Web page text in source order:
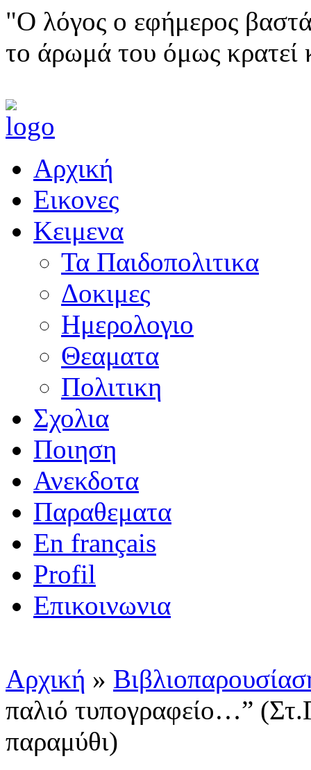
"Ο λόγος ο εφήμερος
το άρωμά του όμως κρατεί
Αρχική
Εικονες
Κειμενα
Τα Παιδοπολιτικα
Δοκιμες
Ημερολογιο
Θεαματα
Πολιτικη
Σχολια
Ποιηση
Ανεκδοτα
Παραθεματα
En français
Profil
Επικοινωνια
Αρχική »
παλιό τυπογραφείο…”
παραμύθι)